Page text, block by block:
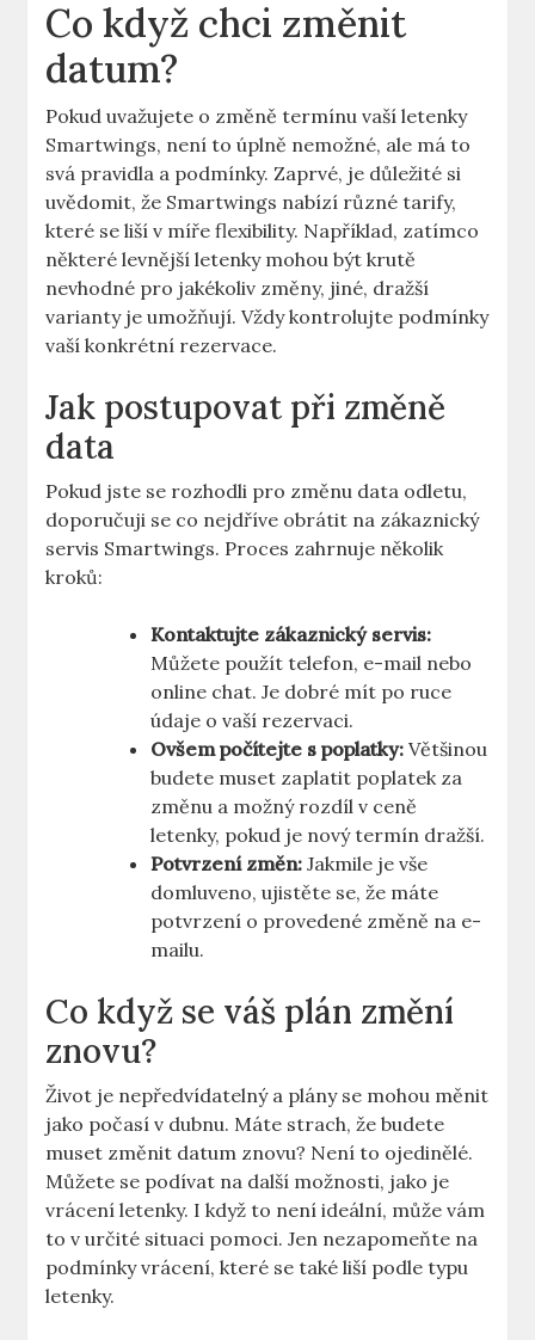
Co když chci změnit
datum?
Pokud uvažujete o změně termínu vaší letenky
Smartwings, není to úplně nemožné, ale má to
svá pravidla a podmínky. Zaprvé, je důležité si
uvědomit, že Smartwings nabízí různé tarify,
které se liší v míře flexibility. Například, zatímco
některé levnější letenky mohou být krutě
nevhodné pro jakékoliv změny, jiné, dražší
varianty je umožňují. Vždy kontrolujte podmínky
vaší konkrétní rezervace.
Jak postupovat při změně
data
Pokud jste se rozhodli pro změnu data odletu,
doporučuji se co nejdříve obrátit na zákaznický
servis Smartwings. Proces zahrnuje několik
kroků:
Kontaktujte zákaznický servis:
Můžete použít telefon, e-mail nebo
online chat. Je dobré mít po ruce
údaje o vaší rezervaci.
Ovšem počítejte s poplatky: Většinou
budete muset zaplatit poplatek za
změnu a možný rozdíl v ceně
letenky, pokud je nový termín dražší.
Potvrzení změn: Jakmile je vše
domluveno, ujistěte se, že máte
potvrzení o provedené změně na e-
mailu.
Co když se váš plán změní
znovu?
Život je nepředvídatelný a plány se mohou měnit
jako počasí v dubnu. Máte strach, že budete
muset změnit datum znovu? Není to ojedinělé.
Můžete se podívat na další možnosti, jako je
vrácení letenky. I když to není ideální, může vám
to v určité situaci pomoci. Jen nezapomeňte na
podmínky vrácení, které se také liší podle typu
letenky.